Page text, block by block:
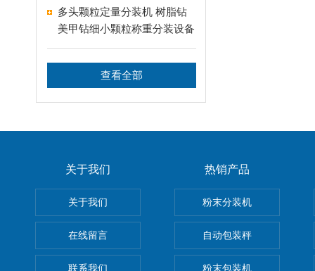
多头颗粒定量分装机 树脂钻
美甲钻细小颗粒称重分装设备
支持24-60头定制
查看全部
关于我们
关于我们
在线留言
联系我们
热销产品
粉末分装机
自动包装秤
粉末包装机